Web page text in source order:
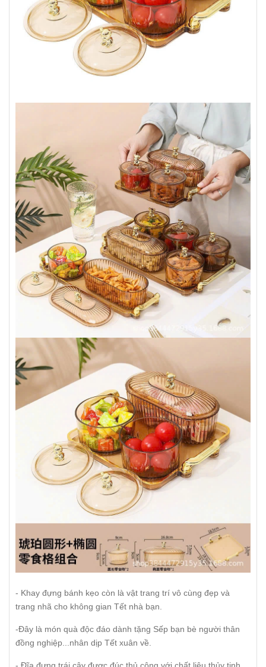
- Khay đựng bánh kẹo còn là vật trang trí vô cùng đẹp và
trang nhã cho không gian Tết nhà bạn.
-Đây là món quà độc đáo dành tặng Sếp bạn bè người thân
đồng nghiệp...nhân dịp Tết xuân về.